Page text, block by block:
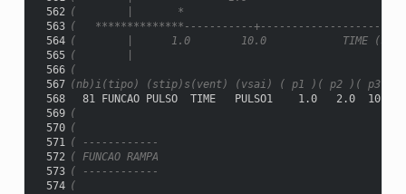
562 (        |       *
563 (   **************-----------
564 (        |      1.0        10.0            TIME
565 (        |
566 (
567 (nb)i(tipo) (stip)s(vent) (vsai) ( p1 )( p2 )( p3 )(
568
81 FUNCAO PULSO  TIME   PULSO1    1.0   2.0  10.0
569 (
570 (
571
( ------------
572 ( FUNCAO RAMPA
573 ( ------------
574 (